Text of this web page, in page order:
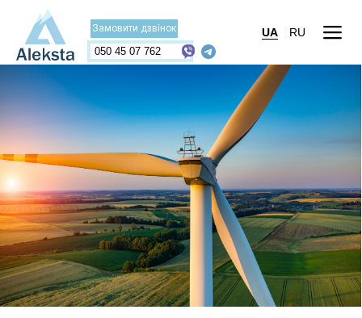
Замовити дзвінок
050 45 07 762
UA RU